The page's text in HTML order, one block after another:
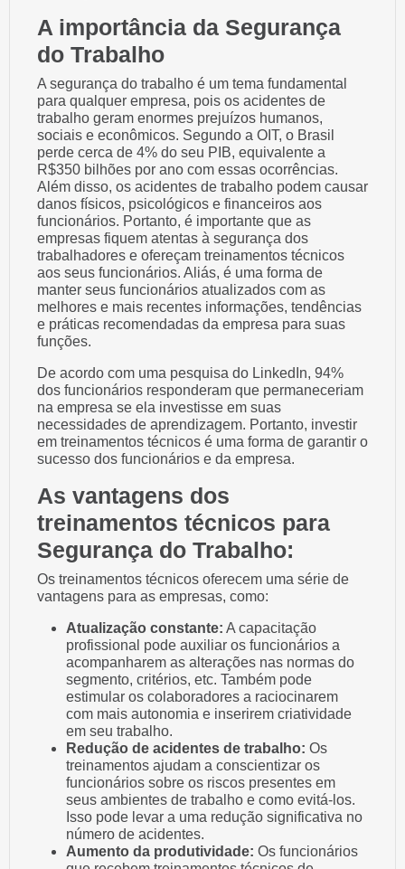
A importância da Segurança
do Trabalho
A segurança do trabalho é um tema fundamental
para qualquer empresa, pois os acidentes de
trabalho geram enormes prejuízos humanos,
sociais e econômicos. Segundo a OIT, o Brasil
perde cerca de 4% do seu PIB, equivalente a
R$350 bilhões por ano com essas ocorrências.
Além disso, os acidentes de trabalho podem causar
danos físicos, psicológicos e financeiros aos
funcionários. Portanto, é importante que as
empresas fiquem atentas à segurança dos
trabalhadores e ofereçam treinamentos técnicos
aos seus funcionários. Aliás, é uma forma de
manter seus funcionários atualizados com as
melhores e mais recentes informações, tendências
e práticas recomendadas da empresa para suas
funções.
De acordo com uma pesquisa do LinkedIn, 94%
dos funcionários responderam que permaneceriam
na empresa se ela investisse em suas
necessidades de aprendizagem. Portanto, investir
em treinamentos técnicos é uma forma de garantir o
sucesso dos funcionários e da empresa.
As vantagens dos
treinamentos técnicos para
Segurança do Trabalho:
Os treinamentos técnicos oferecem uma série de
vantagens para as empresas, como:
Atualização constante: A capacitação
profissional pode auxiliar os funcionários a
acompanharem as alterações nas normas do
segmento, critérios, etc. Também pode
estimular os colaboradores a raciocinarem
com mais autonomia e inserirem criatividade
em seu trabalho.
Redução de acidentes de trabalho: Os
treinamentos ajudam a conscientizar os
funcionários sobre os riscos presentes em
seus ambientes de trabalho e como evitá-los.
Isso pode levar a uma redução significativa no
número de acidentes.
Aumento da produtividade: Os funcionários